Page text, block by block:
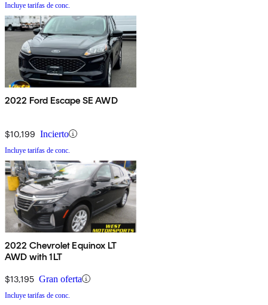
Incluye tarifas de conc.
2022 Ford Escape SE AWD
$10,199 Incierto
Incluye tarifas de conc.
2022 Chevrolet Equinox LT
AWD with 1LT
$13,195 Gran oferta
Incluye tarifas de conc.